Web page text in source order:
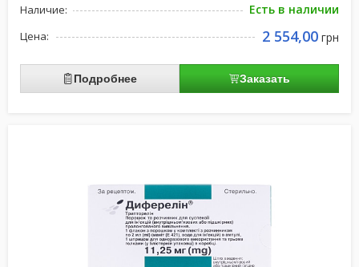
Наличие: Есть в наличии
Цена: 2 554,00 грн
Подробнее Заказать